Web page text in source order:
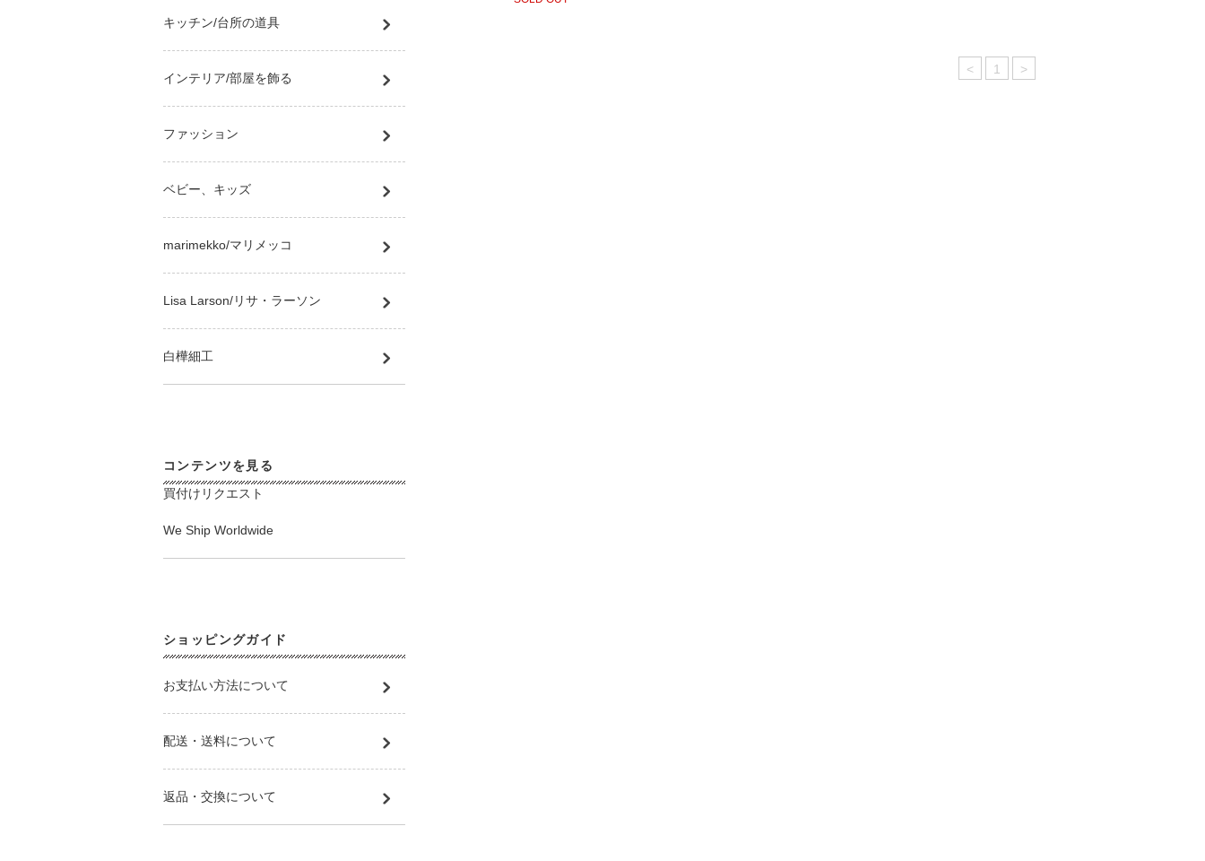
< 1 >
キッチン/台所の道具
インテリア/部屋を飾る
ファッション
ベビー、キッズ
marimekko/マリメッコ
Lisa Larson/リサ・ラーソン
白樺細工
コンテンツを見る
買付けリクエスト
We Ship Worldwide
ショッピングガイド
お支払い方法について
配送・送料について
返品・交換について